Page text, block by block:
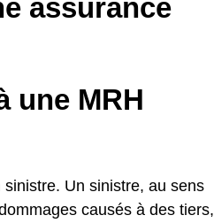
assurance
une MRH
Un sinistre, au sens
causés à des tiers,